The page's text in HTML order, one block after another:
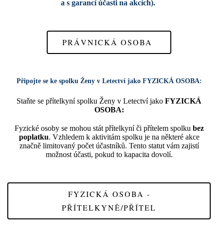
a s garancí účasti na akcích).
PRÁVNICKÁ OSOBA
Připojte se ke spolku Ženy v Letectví jakoFYZICKÁ OSOBA:
Staňte se přítelkyní spolku Ženy v Letectví jako FYZICKÁ
OSOBA:
Fyzické osoby se mohou stát přítelkyní či přítelem spolku bez
poplatku. Vzhledem k aktivitám spolku je na některé akce
značně limitovaný počet účastníků. Tento statut vám zajistí
možnost účasti, pokud to kapacita dovolí.
FYZICKÁ OSOBA -
PŘÍTELKYNĚ/PŘÍTEL